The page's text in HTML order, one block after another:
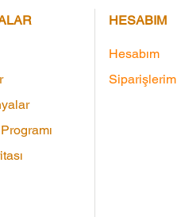
HESABIM
Hesabım
Siparişlerim